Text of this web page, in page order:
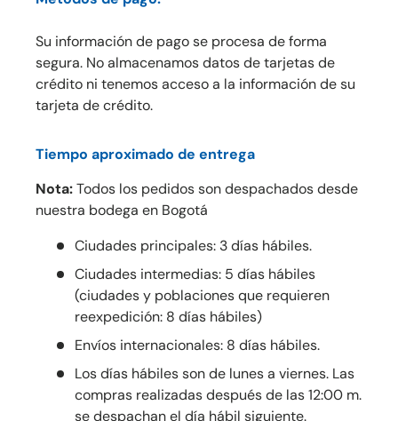
Su información de pago se procesa de forma
segura. No almacenamos datos de tarjetas de
crédito ni tenemos acceso a la información de su
tarjeta de crédito.
Tiempo aproximado de entrega
Nota:Todos los pedidos son despachados desde
nuestra bodega en Bogotá
Ciudades principales: 3 días hábiles.
Ciudades intermedias: 5 días hábiles
(ciudades y poblaciones que requieren
reexpedición: 8 días hábiles)
Envíos internacionales: 8 días hábiles.
Los días hábiles son de lunes a viernes. Las
compras realizadas después de las 12:00 m.
se despachan el día hábil siguiente.